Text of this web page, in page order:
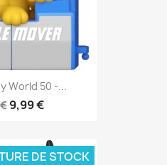
World 50 -...
9,99 €
DE STOCK